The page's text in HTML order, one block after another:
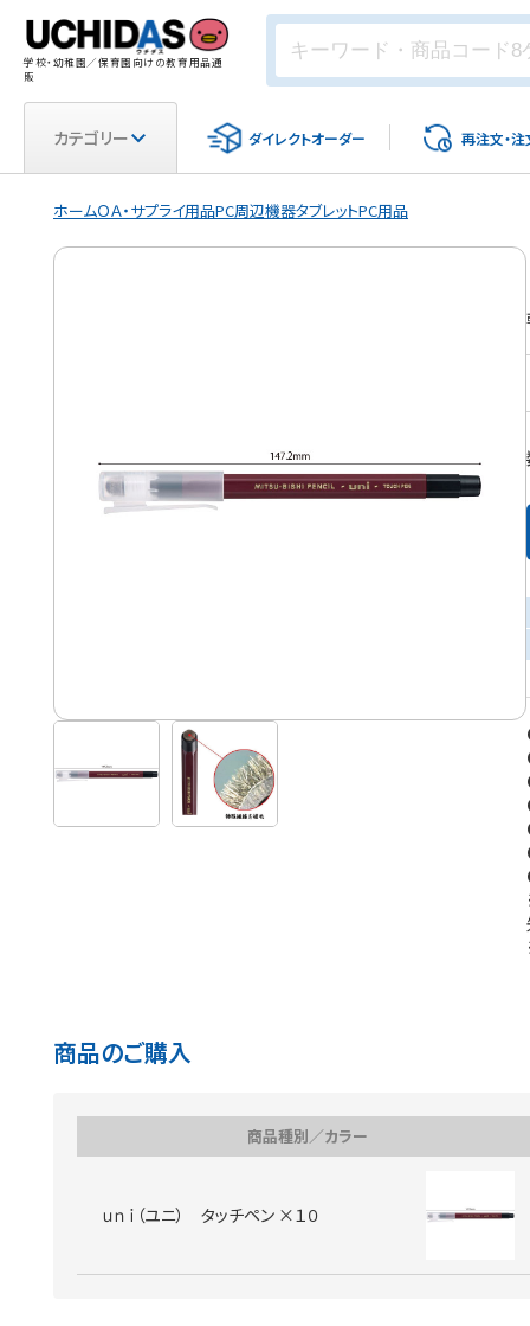
学校・幼稚園／保育園向けの教育用品通
販
カテゴリー ダイレクトオーダー 再注文・注
ホームＯＡ・サプライ用品PC周辺機器タブレットPC用品
商品のご購入
商品種別／カラー
ｕｎｉ（ユニ） タッチペン ×１０